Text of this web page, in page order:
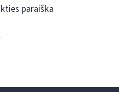
paraiška